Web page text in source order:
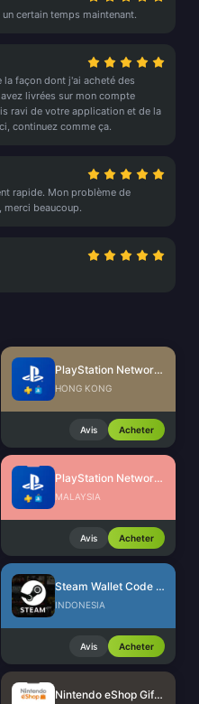
certain temps maintenant.
la façon dont j'ai acheté des
livrées sur mon compte
ravi de votre application et de la
continuez comme ça.
rapide. Mon problème de
merci beaucoup.
PlayStation Network Card (HK)
HONG KONG
Avis Acheter
PlayStation Network Card (MY)
MALAYSIA
Avis Acheter
Steam Wallet Code (IDR)
INDONESIA
Avis Acheter
Nintendo eShop Gift Card (HK)